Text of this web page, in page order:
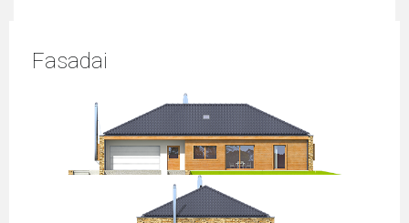
Fasadai